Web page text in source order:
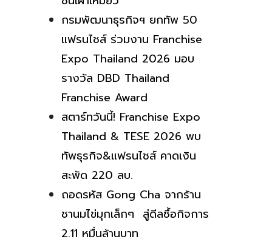
กรมพัฒนาธุรกิจฯ ยกทัพ 50
แฟรนไชส์ ร่วมงาน Franchise
Expo Thailand 2026 มอบ
รางวัล DBD Thailand
Franchise Award
สตาร์ทวันนี้! Franchise Expo
Thailand & TESE 2026 พบ
ทัพธุรกิจ&แฟรนไชส์ คาดเงิน
สะพัด 220 ลบ.
ถอดรหัส Gong Cha จากร้าน
ชานมไข่มุกเล็กๆ สู่ดีลซื้อกิจการ
2.11 หมื่นล้านบาท